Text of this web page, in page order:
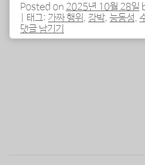
Posted on 2025년 10월 28일
태그: 가짜 행위, 강박, 능동성,
댓글 남기기